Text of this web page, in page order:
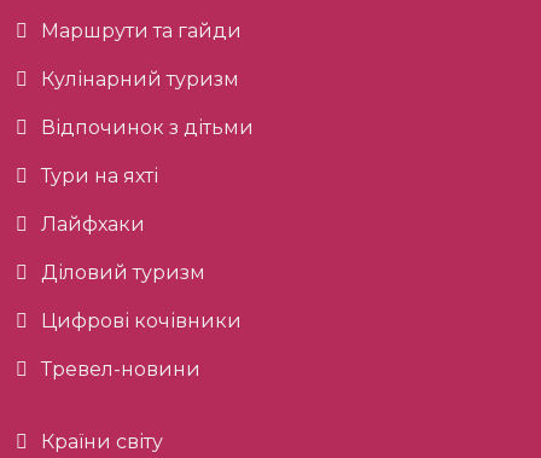
Маршрути та гайди
Кулінарний туризм
Відпочинок з дітьми
Тури на яхті
Лайфхаки
Діловий туризм
Цифрові кочівники
Тревел-новини
Країни світу